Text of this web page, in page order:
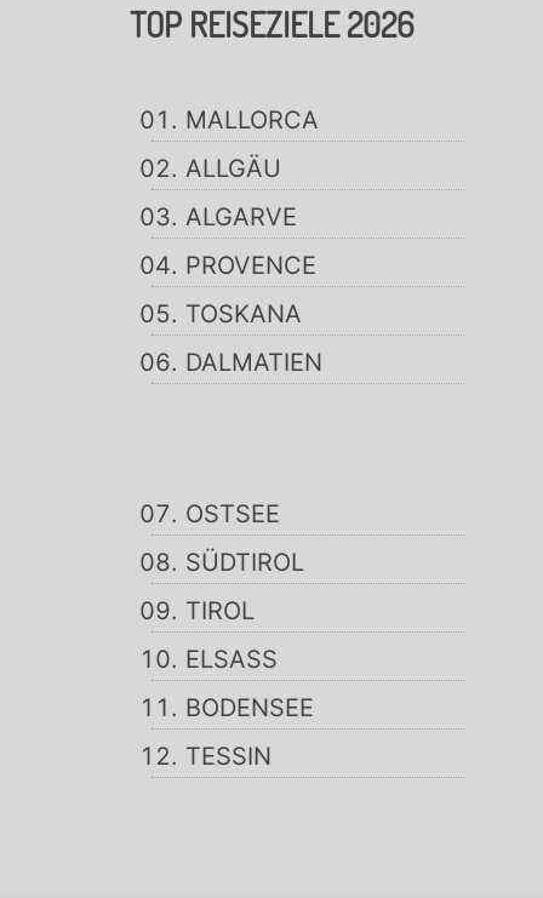
TOP REISEZIELE 2026
MALLORCA
ALLGÄU
ALGARVE
PROVENCE
TOSKANA
DALMATIEN
OSTSEE
SÜDTIROL
TIROL
ELSASS
BODENSEE
TESSIN